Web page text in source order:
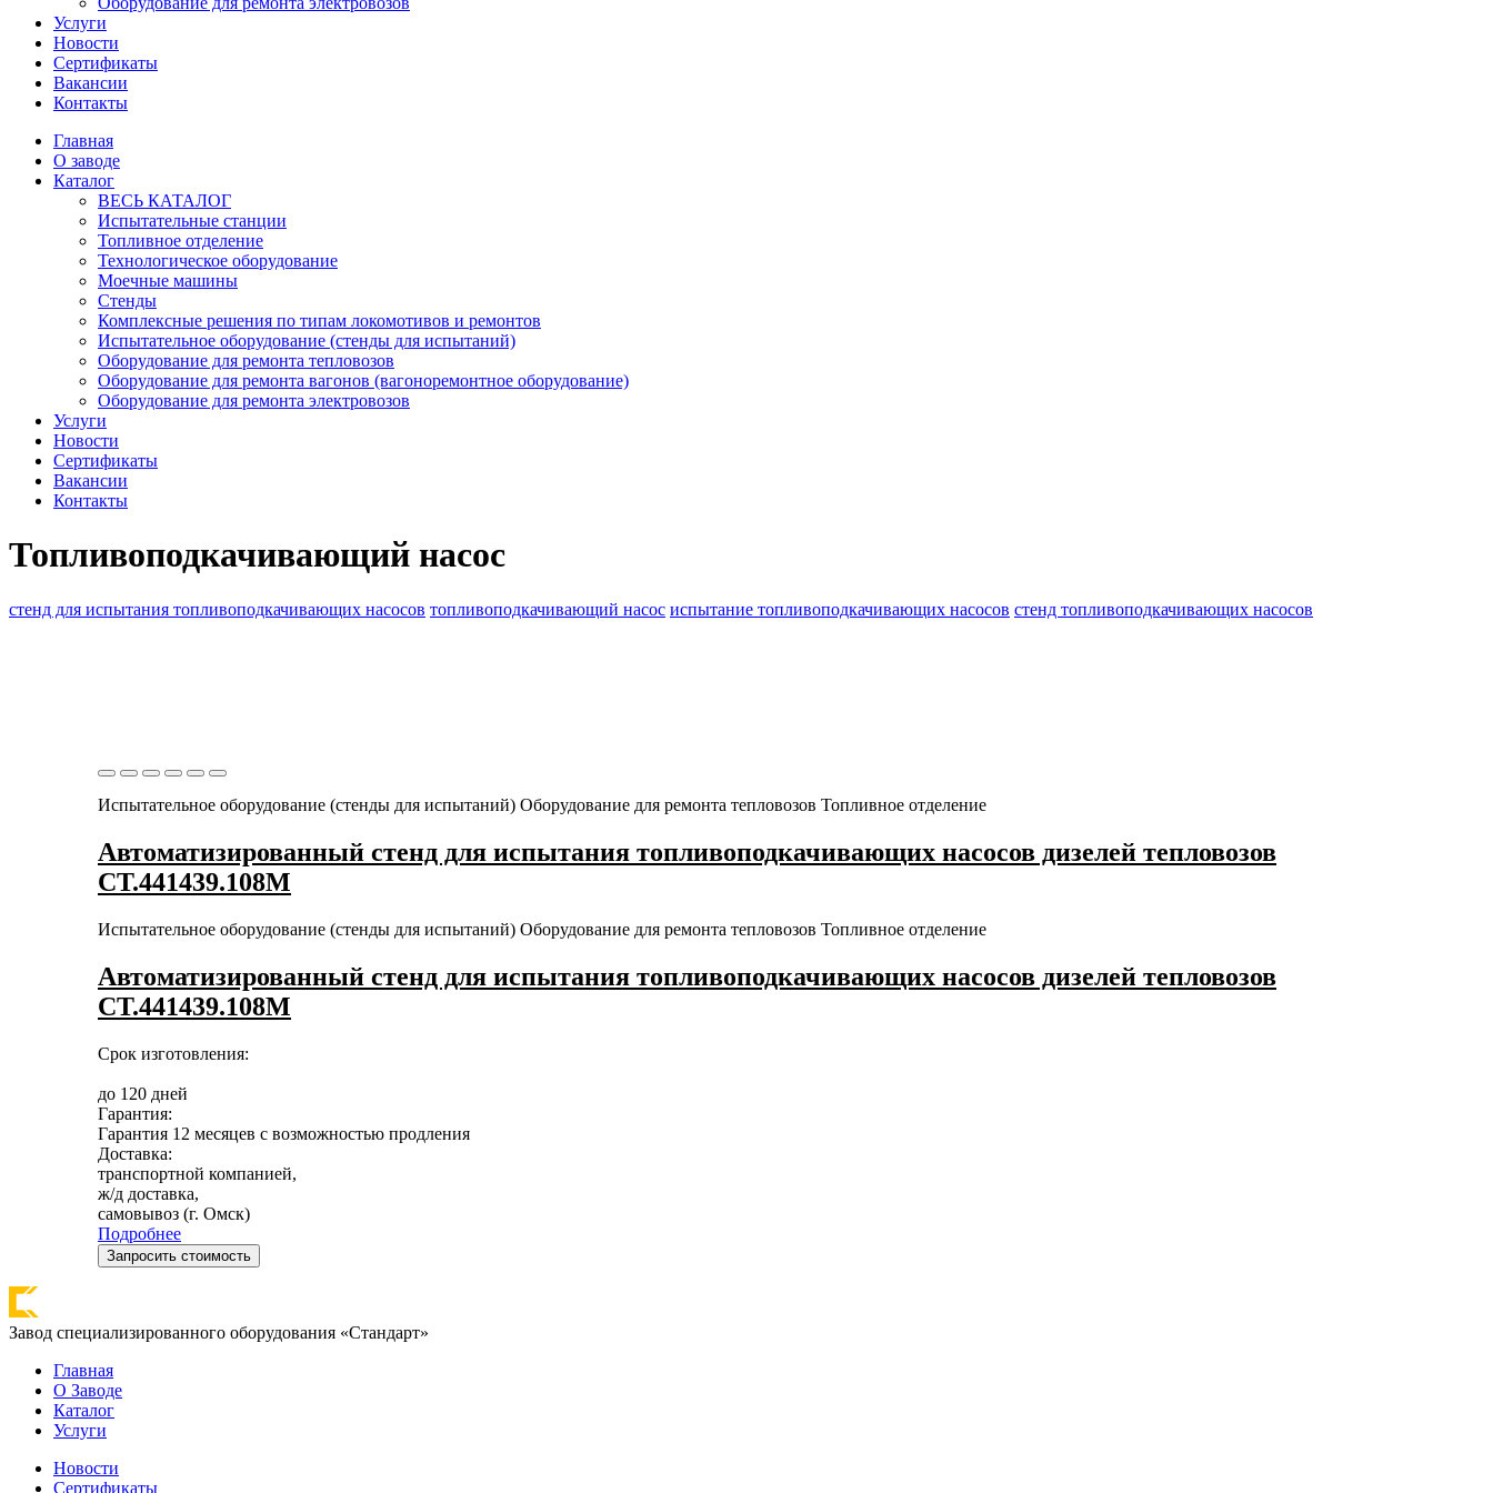
Услуги
Новости
Сертификаты
Вакансии
Контакты
Главная
О заводе
Каталог
ВЕСЬ КАТАЛОГ
Испытательные станции
Топливное отделение
Технологическое оборудование
Моечные машины
Стенды
Комплексные решения по типам локомотивов и ремонтов
Испытательное оборудование (стенды для испытаний)
Оборудование для ремонта тепловозов
Оборудование для ремонта вагонов (вагоноремонтное оборудование)
Оборудование для ремонта электровозов
Услуги
Новости
Сертификаты
Вакансии
Контакты
Топливоподкачивающий насос
стенд для испытания топливоподкачивающих насосов топливоподкачивающий насос испытание топливоподкачивающих насосов стенд топливоподкачивающих насосов
Испытательное оборудование (стенды для испытаний) Оборудование для ремонта тепловозов Топливное отделение
Автоматизированный стенд для испытания топливоподкачивающих насосов дизелей тепловозов
СТ.441439.108М
Испытательное оборудование (стенды для испытаний) Оборудование для ремонта тепловозов Топливное отделение
Автоматизированный стенд для испытания топливоподкачивающих насосов дизелей тепловозов
СТ.441439.108М
Срок изготовления:
до 120 дней
Гарантия:
Гарантия 12 месяцев с возможностью продления
Доставка:
транспортной компанией,
ж/д доставка,
самовывоз (г. Омск)
Подробнее
Запросить стоимость
Завод специализированного оборудования «Стандарт»
Главная
О Заводе
Каталог
Услуги
Новости
Сертификаты